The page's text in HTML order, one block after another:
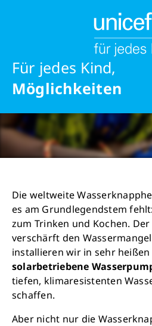
Für jedes Kind,
jedes Recht
eine gesunde
Liebe
Möglichkeiten
Wonach suchen Sie?
Ziele &
SAUBERES
KINDERLEBEN
Die weltweite
es am Grundlegendstem
zum Trinken und Kochen. Der
verschärft den
installieren wir in sehr heißen
solarbetriebene
tiefen, klimaresistenten
schaffen.
Aber nicht nur die